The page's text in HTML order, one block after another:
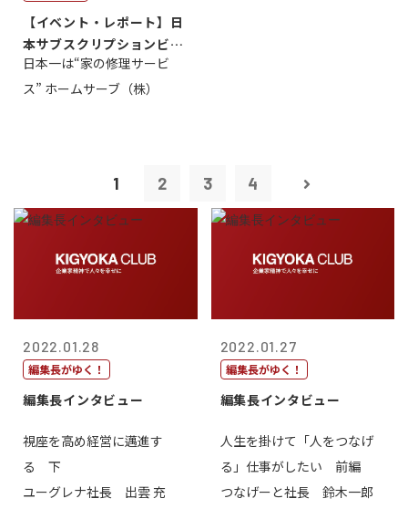
【イベント・レポート】日
本サブスクリプションビジ
ネス大賞20...
日本一は“家の修理サービ
ス” ホームサーブ（株）
1 2 3 4
2022.01.28
編集長がゆく！
編集長インタビュー
視座を高め経営に邁進す
る 下
ユーグレナ社長 出雲 充
2022.01.27
編集長がゆく！
編集長インタビュー
人生を掛けて「人をつなげ
る」仕事がしたい 前編
つなげーと社長 鈴木一郎